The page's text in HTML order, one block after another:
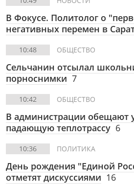
В Фокусе. Политолог о
негативных перемен в
10:48 ОБЩЕСТВО
Сельчанин отсылал
порноснимки 7
10:42 ОБЩЕСТВО
В администрации обещают
падающую теплотрассу 6
10:36 ПОЛИТИКА
День рождения "Единой
отметят дискуссиями 16